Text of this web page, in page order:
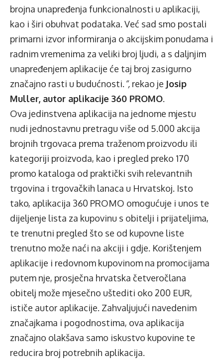
brojna unapređenja funkcionalnosti u aplikaciji,
kao i širi obuhvat podataka. Već sad smo postali
primarni izvor informiranja o akcijskim ponudama i
radnim vremenima za veliki broj ljudi, a s daljnjim
unapređenjem aplikacije će taj broj zasigurno
značajno rasti u budućnosti.“, rekao je Josip
Muller, autor aplikacije 360 PROMO.
Ova jedinstvena aplikacija na jednome mjestu
nudi jednostavnu pretragu više od 5.000 akcija
brojnih trgovaca prema traženom proizvodu ili
kategoriji proizvoda, kao i pregled preko 170
promo kataloga od praktički svih relevantnih
trgovina i trgovačkih lanaca u Hrvatskoj. Isto
tako, aplikacija 360 PROMO omogućuje i unos te
dijeljenje lista za kupovinu s obitelji i prijateljima,
te trenutni pregled što se od kupovne liste
trenutno može naći na akciji i gdje. Korištenjem
aplikacije i redovnom kupovinom na promocijama
putem nje, prosječna hrvatska četveročlana
obitelj može mjesečno uštediti oko 200 EUR,
ističe autor aplikacije. Zahvaljujući navedenim
značajkama i pogodnostima, ova aplikacija
značajno olakšava samo iskustvo kupovine te
reducira broj potrebnih aplikacija.